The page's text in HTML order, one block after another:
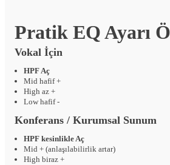
Pratik EQ Ayarı
Vokal İçin
HPF Aç
Mid hafif +
High az +
Low hafif -
Konferans / Kurumsal Sunum
HPF kesinlikle Aç
Mid + (anlaşılabilirlik artar)
High biraz +